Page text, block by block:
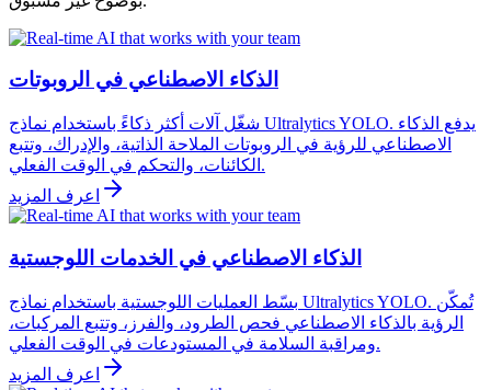
الذكاء الاصطناعي في الروبوتات
شغّل آلات أكثر ذكاءً باستخدام نماذج Ultralytics YOLO. يدفع الذكاء
الاصطناعي للرؤية في الروبوتات الملاحة الذاتية، والإدراك، وتتبع
الكائنات، والتحكم في الوقت الفعلي.
اعرف المزيد
الذكاء الاصطناعي في الخدمات اللوجستية
بسّط العمليات اللوجستية باستخدام نماذج Ultralytics YOLO. تُمكّن
الرؤية بالذكاء الاصطناعي فحص الطرود، والفرز، وتتبع المركبات،
ومراقبة السلامة في المستودعات في الوقت الفعلي.
اعرف المزيد